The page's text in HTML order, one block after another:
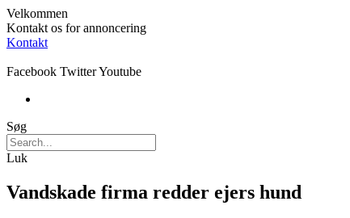
Velkommen
Kontakt os for annoncering
Kontakt
Facebook TwitterYoutube
Søg
Luk
Vandskade firma redder ejers hund